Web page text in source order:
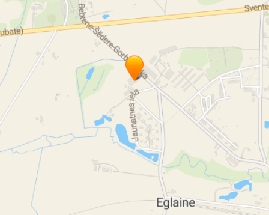
Gumiju detaļas Augšdaugavas novads
Kvalitātes standarts ISO 9001